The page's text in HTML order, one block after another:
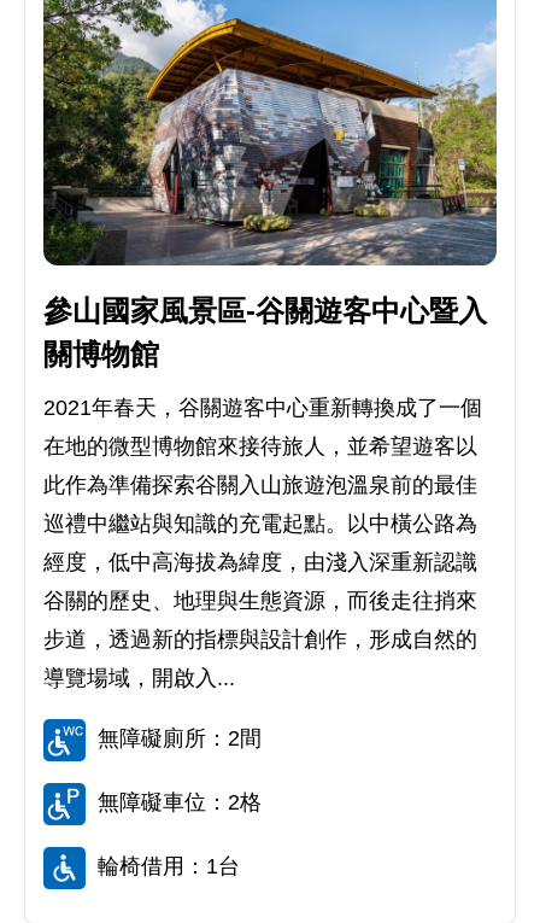
參山國家風景區-谷關遊客中心暨入
關博物館
2021年春天，谷關遊客中心重新轉換成了一個
在地的微型博物館來接待旅人，並希望遊客以
此作為準備探索谷關入山旅遊泡溫泉前的最佳
巡禮中繼站與知識的充電起點。以中橫公路為
經度，低中高海拔為緯度，由淺入深重新認識
谷關的歷史、地理與生態資源，而後走往捎來
步道，透過新的指標與設計創作，形成自然的
導覽場域，開啟入...
無障礙廁所：2間
無障礙車位：2格
輪椅借用：1台